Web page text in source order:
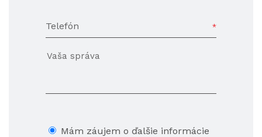
Telefón
Mám záujem o ďalšie informácie